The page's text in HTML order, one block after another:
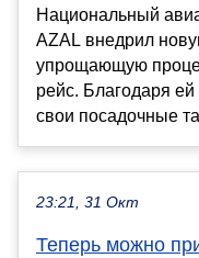
Национальный
AZAL внедрил
упрощающую
рейс. Благодаря
свои посадочные
23:21, 31 Окт
Теперь можно